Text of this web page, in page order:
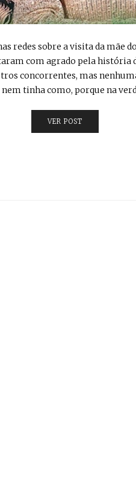
redes sobre a visita da mãe
com agrado pela história
concorrentes, mas
tinha como, porque na
VER POST